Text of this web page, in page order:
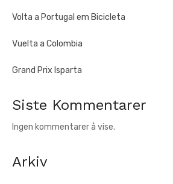
Volta a Portugal em Bicicleta
Vuelta a Colombia
Grand Prix Isparta
Siste Kommentarer
Ingen kommentarer å vise.
Arkiv